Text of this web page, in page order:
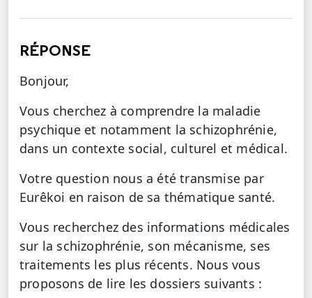
RÉPONSE
Bonjour,
Vous cherchez à comprendre la maladie
psychique et notamment la schizophrénie,
dans un contexte social, culturel et médical.
Votre question nous a été transmise par
Eurêkoi en raison de sa thématique santé.
Vous recherchez des informations médicales
sur la schizophrénie, son mécanisme, ses
traitements les plus récents. Nous vous
proposons de lire les dossiers suivants :